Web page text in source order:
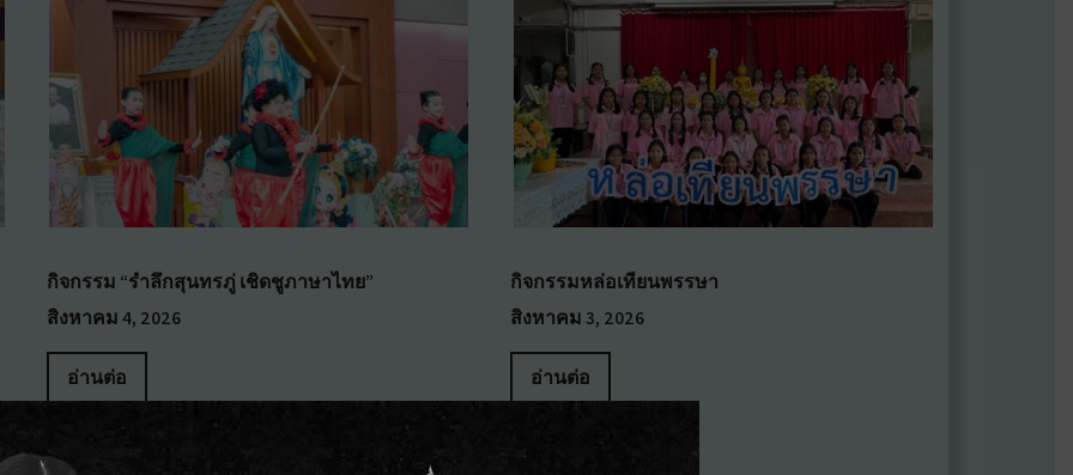
กิจกรรม “รำลึกสุนทรภู่ เชิดชูภาษาไทย”
สิงหาคม 4, 2026
อ่านต่อ
กิจกรรมหล่อเทียนพรรษา
สิงหาคม 3, 2026
อ่านต่อ